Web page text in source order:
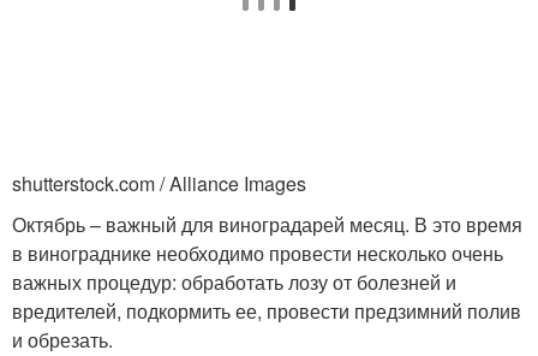
shutterstock.com / Alliance Images
Октябрь – важный для виноградарей месяц. В это время
в винограднике необходимо провести несколько очень
важных процедур: обработать лозу от болезней и
вредителей, подкормить ее, провести предзимний полив
и обрезать.